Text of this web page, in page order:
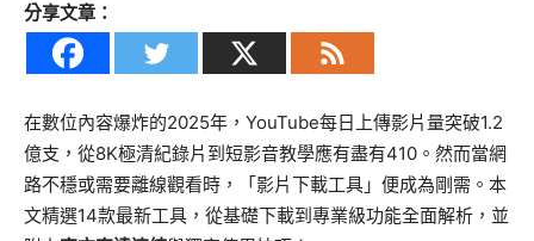
分享文章：
在數位內容爆炸的2025年，YouTube每日上傳影片量突破1.2
億支，從8K極清紀錄片到短影音教學應有盡有410。然而當網
路不穩或需要離線觀看時，「影片下載工具」便成為剛需。本
文精選14款最新工具，從基礎下載到專業級功能全面解析，並